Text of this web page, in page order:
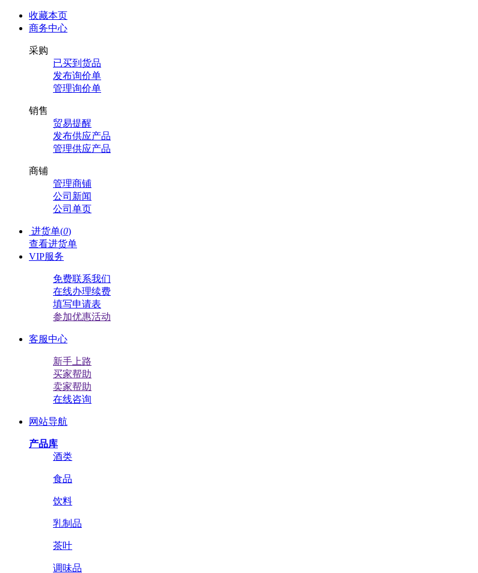
收藏本页
商务中心
采购
已买到货品
发布询价单
管理询价单
销售
贸易提醒
发布供应产品
管理供应产品
商铺
管理商铺
公司新闻
公司单页
进货单(0)
查看进货单
VIP服务
免费联系我们
在线办理续费
填写申请表
参加优惠活动
客服中心
新手上路
买家帮助
卖家帮助
在线咨询
网站导航
产品库
酒类
食品
饮料
乳制品
茶叶
调味品